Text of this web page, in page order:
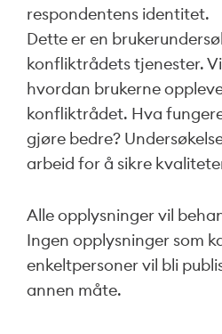
respondentens identitet.
Dette er en
konfliktrådets tjenester.
hvordan brukerne
konfliktrådet. Hva
gjøre bedre?
arbeid for å sikre
Alle opplysninger vil
Ingen opplysninger som
enkeltpersoner vil bli
annen måte.